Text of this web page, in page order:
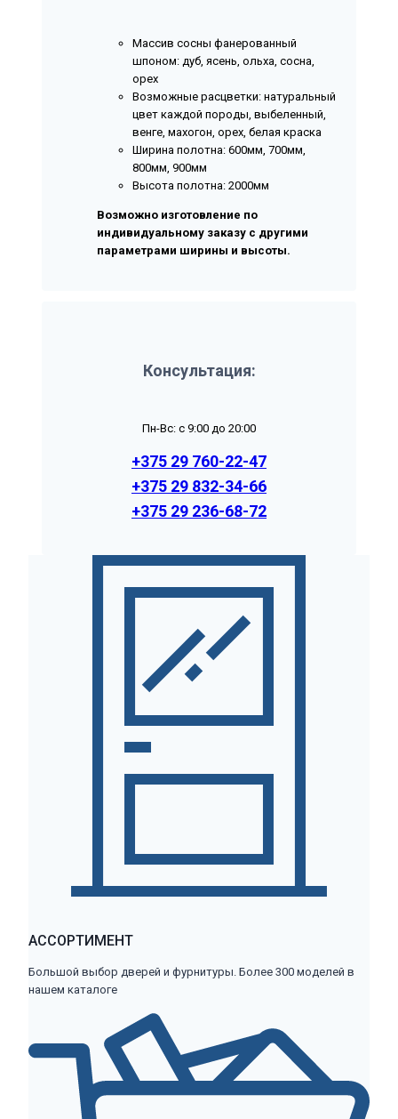
Массив сосны фанерованный
шпоном: дуб, ясень, ольха, сосна,
орех
Возможные расцветки: натуральный
цвет каждой породы, выбеленный,
венге, махогон, орех, белая краска
Ширина полотна: 600мм, 700мм,
800мм, 900мм
Высота полотна: 2000мм
Возможно изготовление по
индивидуальному заказу с другими
параметрами ширины и высоты.
Консультация:
Пн-Вс: с 9:00 до 20:00
+375 29 760-22-47
+375 29 832-34-66
+375 29 236-68-72
АССОРТИМЕНТ
Большой выбор дверей и фурнитуры. Более 300 моделей в
нашем каталоге